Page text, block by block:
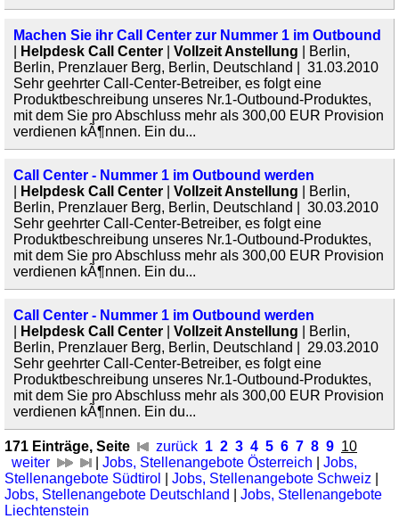
Machen Sie ihr Call Center zur Nummer 1 im Outbound
Helpdesk Call Center Vollzeit Anstellung | Berlin,
Berlin, Prenzlauer Berg, Berlin, Deutschland | 31.03.2010
Sehr geehrter Call-Center-Betreiber, es folgt eine
Produktbeschreibung unseres Nr.1-Outbound-Produktes,
mit dem Sie pro Abschluss mehr als 300,00 EUR Provision
verdienen kÃ¶nnen. Ein du...
Call Center - Nummer 1 im Outbound werden
Helpdesk Call Center Vollzeit Anstellung | Berlin,
Berlin, Prenzlauer Berg, Berlin, Deutschland | 30.03.2010
Sehr geehrter Call-Center-Betreiber, es folgt eine
Produktbeschreibung unseres Nr.1-Outbound-Produktes,
mit dem Sie pro Abschluss mehr als 300,00 EUR Provision
verdienen kÃ¶nnen. Ein du...
Call Center - Nummer 1 im Outbound werden
Helpdesk Call Center Vollzeit Anstellung | Berlin,
Berlin, Prenzlauer Berg, Berlin, Deutschland | 29.03.2010
Sehr geehrter Call-Center-Betreiber, es folgt eine
Produktbeschreibung unseres Nr.1-Outbound-Produktes,
mit dem Sie pro Abschluss mehr als 300,00 EUR Provision
verdienen kÃ¶nnen. Ein du...
171 Einträge, Seite zurück 1 2 3 4 5 6 7 8 9 10
weiter
Jobs, Stellenangebote Österreich
Jobs,
Stellenangebote Südtirol
Jobs, Stellenangebote Schweiz
Jobs, Stellenangebote Deutschland
Jobs, Stellenangebote
Liechtenstein